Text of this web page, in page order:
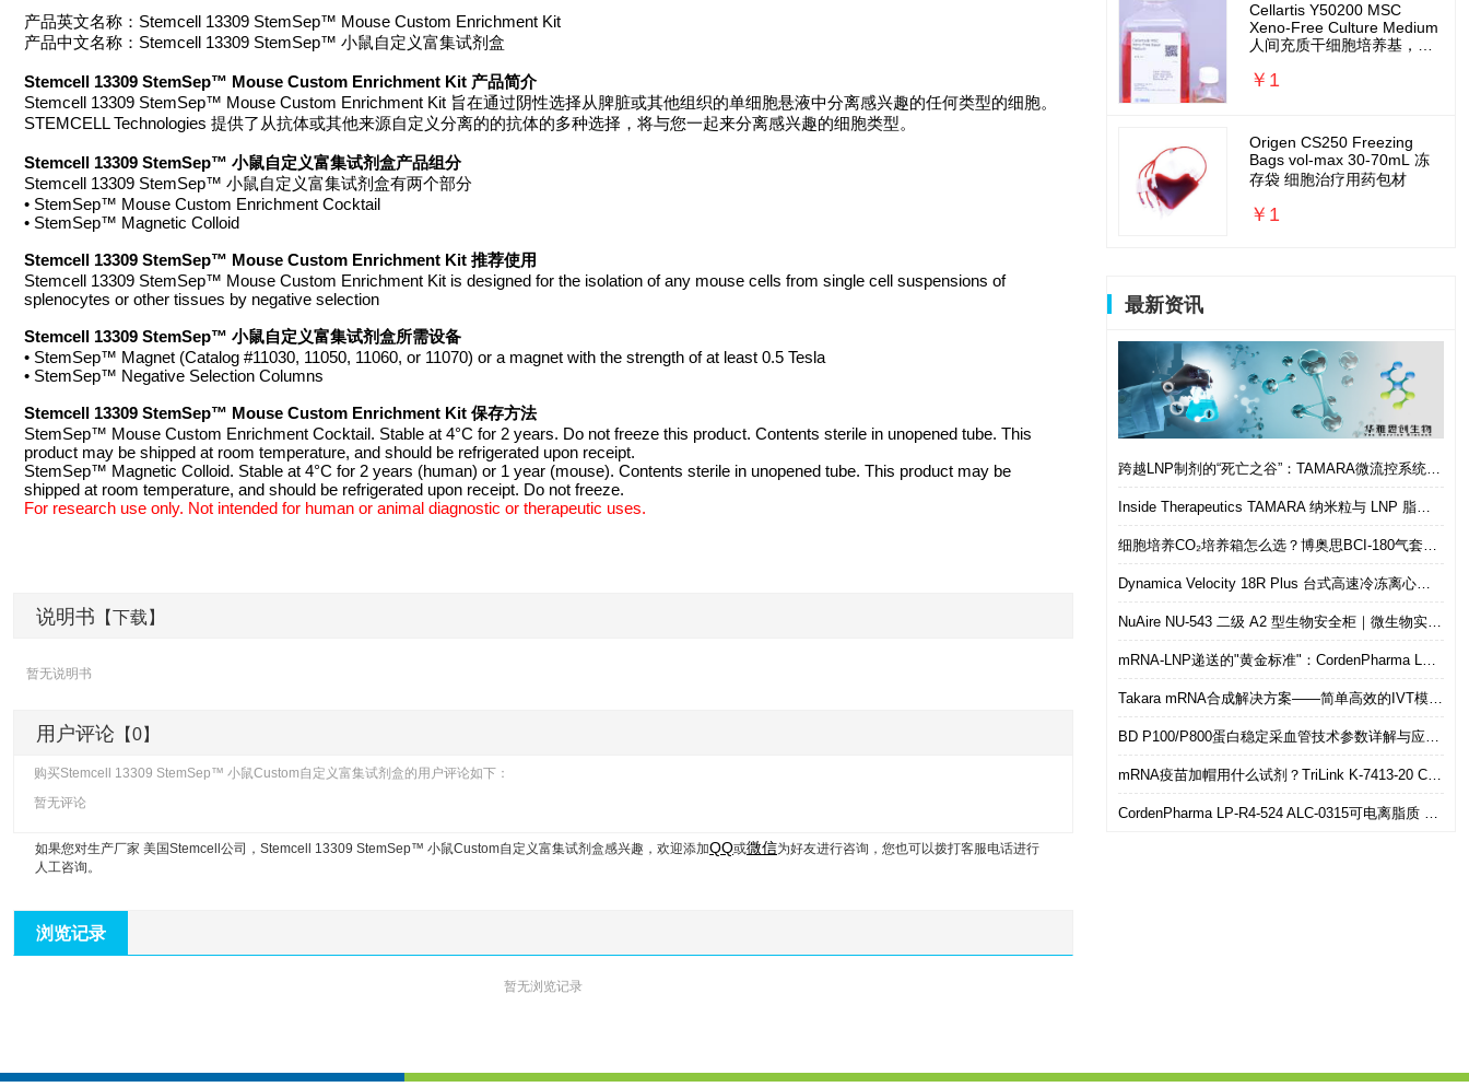
产品英文名称：Stemcell 13309 StemSep™ Mouse Custom Enrichment Kit
产品中文名称：Stemcell 13309 StemSep™ 小鼠自定义富集试剂盒
Stemcell 13309 StemSep™ Mouse Custom Enrichment Kit 产品简介
Stemcell 13309 StemSep™ Mouse Custom Enrichment Kit 旨在通过阴性选择从脾脏或其他组织的单细胞悬液中分离感兴趣的任何类型的细胞。
STEMCELL Technologies 提供了从抗体或其他来源自定义分离的的抗体的多种选择，将与您一起来分离感兴趣的细胞类型。
Stemcell 13309 StemSep™ 小鼠自定义富集试剂盒产品组分
Stemcell 13309 StemSep™ 小鼠自定义富集试剂盒有两个部分
• StemSep™ Mouse Custom Enrichment Cocktail
• StemSep™ Magnetic Colloid
Stemcell 13309 StemSep™ Mouse Custom Enrichment Kit 推荐使用
Stemcell 13309 StemSep™ Mouse Custom Enrichment Kit is designed for the isolation of any mouse cells from single cell suspensions of
splenocytes or other tissues by negative selection
Stemcell 13309 StemSep™ 小鼠自定义富集试剂盒所需设备
• StemSep™ Magnet (Catalog #11030, 11050, 11060, or 11070) or a magnet with the strength of at least 0.5 Tesla
• StemSep™ Negative Selection Columns
Stemcell 13309 StemSep™ Mouse Custom Enrichment Kit 保存方法
StemSep™ Mouse Custom Enrichment Cocktail. Stable at 4°C for 2 years. Do not freeze this product. Contents sterile in unopened tube. This
product may be shipped at room temperature, and should be refrigerated upon receipt.
StemSep™ Magnetic Colloid. Stable at 4°C for 2 years (human) or 1 year (mouse). Contents sterile in unopened tube. This product may be
shipped at room temperature, and should be refrigerated upon receipt. Do not freeze.
For research use only. Not intended for human or animal diagnostic or therapeutic uses.
说明书 【下载】
暂无说明书
用户评论 【0】
购买Stemcell 13309 StemSep™ 小鼠Custom自定义富集试剂盒的用户评论如下：
暂无评论
如果您对生产厂家 美国Stemcell公司， Stemcell 13309 StemSep™ 小鼠Custom自定义富集试剂盒感兴趣，欢迎添加QQ或微信为好友进行咨询，您也可以拨打客服电话进行
人工咨询。
浏览记录
暂无浏览记录
Cellartis Y50200 MSC
Xeno-Free Culture Medium
人间充质干细胞培养基，无
￥1
Origen CS250 Freezing
Bags vol-max 30-70mL 冻
存袋 细胞治疗用药包材
￥1
最新资讯
跨越LNP制剂的“死亡之谷”：TAMARA微流控系统如何实现从筛选到体内的无缝衔接
Inside Therapeutics TAMARA 纳米粒与 LNP 脂质纳米粒递送制剂系统 微流控 LNP 制备平台
细胞培养CO₂培养箱怎么选？博奥思BCI-180气套式培养箱 进口替代优选
Dynamica Velocity 18R Plus 台式高速冷冻离心机｜多样本通量生物分离优选设备
NuAire NU-543 二级 A2 型生物安全柜｜微生物实验室安全操作优选设备
mRNA-LNP递送的"黄金标准"：CordenPharma LP-R4-524（ALC-0315）可电离脂质技术解析
Takara mRNA合成解决方案——简单高效的IVT模板制备
BD P100/P800蛋白稳定采血管技术参数详解与应用选型指南
mRNA疫苗加帽用什么试剂？TriLink K-7413-20 CleanCap共转录加帽 华雅思创现货直发
CordenPharma LP-R4-524 ALC-0315可电离脂质 mRNA-LNP递送专用 华雅思创现货供应